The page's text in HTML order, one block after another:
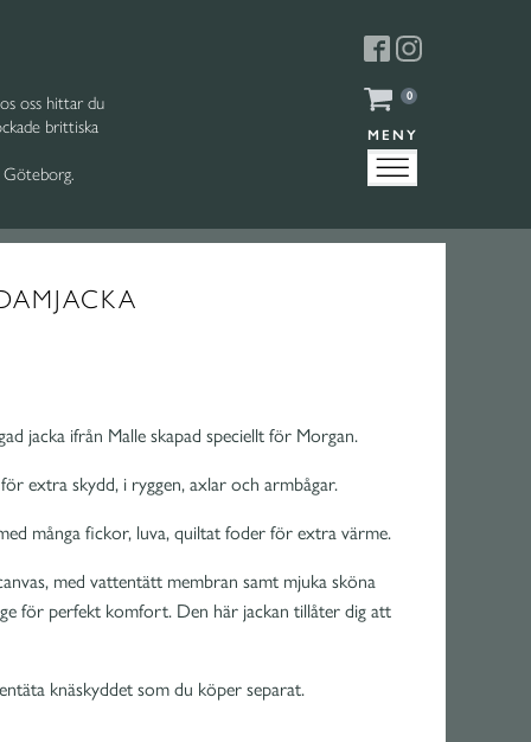
oss hittar du
brittiska
0
MENY
jacka ifrån Malle skapad speciellt för Morgan.
extra skydd, i ryggen, axlar och armbågar.
många fickor, luva, quiltat foder för extra värme.
med vattentätt membran samt mjuka sköna
för perfekt komfort. Den här jackan tillåter dig att
knäskyddet som du köper separat.